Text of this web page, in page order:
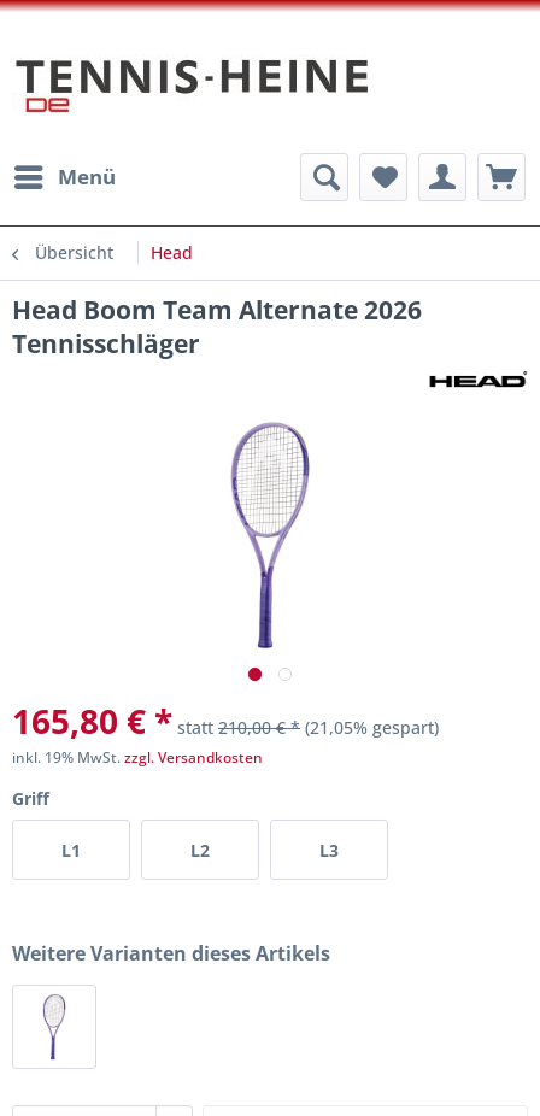
Menü
Übersicht Head
Head Boom Team Alternate 2026
Tennisschläger
165,80 € * statt 210,00 € * (21,05% gespart)
inkl. 19% MwSt.zzgl. Versandkosten
Griff
L1 L2 L3
Weitere Varianten dieses Artikels